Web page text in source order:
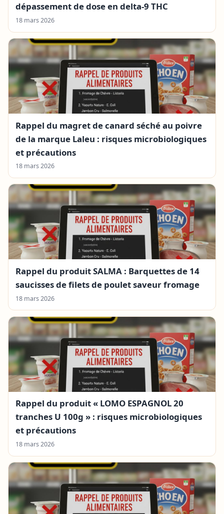
dépassement de dose en delta-9 THC
18 mars 2026
Rappel du magret de canard séché au poivre
de la marque Laleu : risques microbiologiques
et précautions
18 mars 2026
Rappel du produit SALMA : Barquettes de 14
saucisses de filets de poulet saveur fromage
18 mars 2026
Rappel du produit « LOMO ESPAGNOL 20
tranches U 100g » : risques microbiologiques
et précautions
18 mars 2026